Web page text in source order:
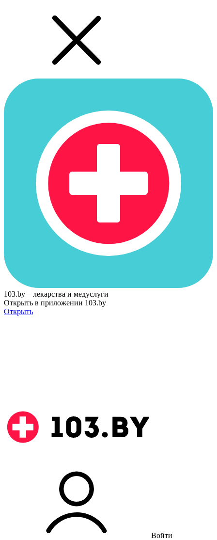
103.by – лекарства и медуслуги
Открыть в приложении 103.by
Открыть
Войти